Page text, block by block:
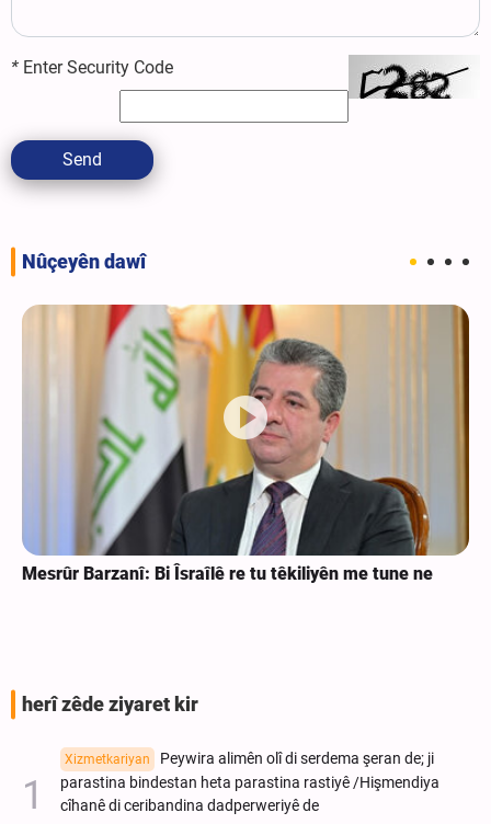
* Enter Security Code
Send
Nûçeyên dawî
Mesrûr Barzanî: Bi Îsraîlê re tu têkiliyên me tune ne
herî zêde ziyaret kir
Xizmetkariyan
Peywira alimên olî di serdema şeran de; ji
parastina bindestan heta parastina rastiyê /Hişmendiya
cîhanê di ceribandina dadperweriyê de